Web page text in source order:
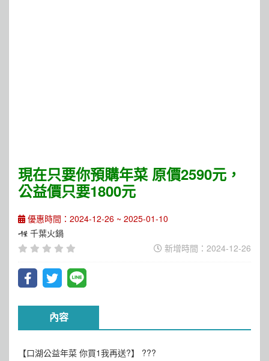
現在只要你預購年菜 原價2590元，
公益價只要1800元
優惠時間：2024-12-26 ~ 2025-01-10
千葉火鍋
新增時間：2024-12-26
內容
【口湖公益年菜 你買1我再送?】 ???